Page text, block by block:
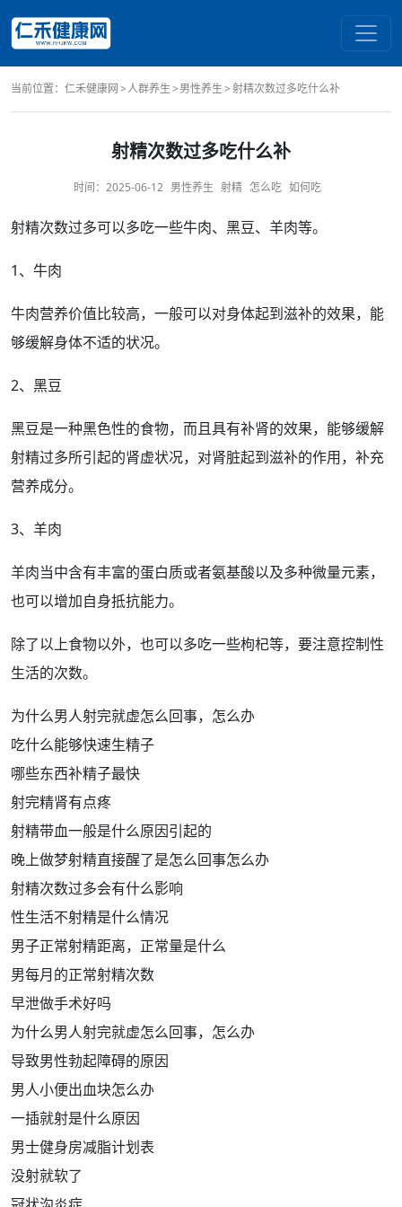
当前位置： 仁禾健康网 人群养生 男性养生 射精次数过多吃什么补
射精次数过多吃什么补
时间： 2025-06-12 男性养生 射精 怎么吃 如何吃
射精次数过多可以多吃一些牛肉、黑豆、羊肉等。
1、牛肉
牛肉营养价值比较高，一般可以对身体起到滋补的效果，能
够缓解身体不适的状况。
2、黑豆
黑豆是一种黑色性的食物，而且具有补肾的效果，能够缓解
射精过多所引起的肾虚状况，对肾脏起到滋补的作用，补充
营养成分。
3、羊肉
羊肉当中含有丰富的蛋白质或者氨基酸以及多种微量元素，
也可以增加自身抵抗能力。
除了以上食物以外，也可以多吃一些枸杞等，要注意控制性
生活的次数。
为什么男人射完就虚怎么回事，怎么办
吃什么能够快速生精子
哪些东西补精子最快
射完精肾有点疼
射精带血一般是什么原因引起的
晚上做梦射精直接醒了是怎么回事怎么办
射精次数过多会有什么影响
性生活不射精是什么情况
男子正常射精距离，正常量是什么
男每月的正常射精次数
早泄做手术好吗
为什么男人射完就虚怎么回事，怎么办
导致男性勃起障碍的原因
男人小便出血块怎么办
一插就射是什么原因
男士健身房减脂计划表
没射就软了